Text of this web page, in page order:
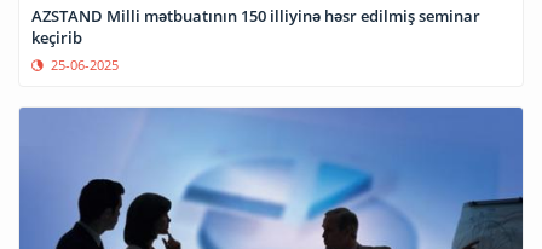
AZSTAND Milli mətbuatının 150 illiyinə həsr edilmiş seminar
keçirib
25-06-2025